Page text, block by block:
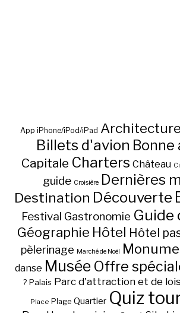
App iPhone/iPod/iPad Architecture
Billets d'avion Bonne
Capitale Charters Château
guide Croisière Dernières
Destination Découverte
Festival Gastronomie Guide
Géographie Hôtel Hôtel
pèlerinage Marché de Noël
danse Musée Offre
? Palais Parc d'attraction et de
Place Plage Quartier Quiz